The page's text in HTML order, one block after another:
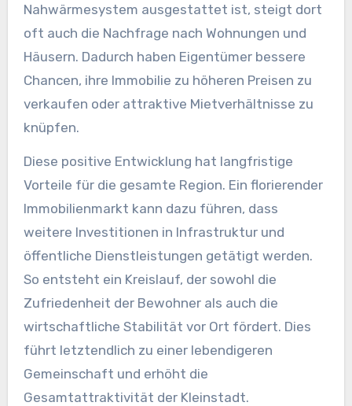
Nahwärmesystem ausgestattet ist, steigt dort
oft auch die Nachfrage nach Wohnungen und
Häusern. Dadurch haben Eigentümer bessere
Chancen, ihre Immobilie zu höheren Preisen zu
verkaufen oder attraktive Mietverhältnisse zu
knüpfen.
Diese positive Entwicklung hat langfristige
Vorteile für die gesamte Region. Ein florierender
Immobilienmarkt kann dazu führen, dass
weitere Investitionen in Infrastruktur und
öffentliche Dienstleistungen getätigt werden.
So entsteht ein Kreislauf, der sowohl die
Zufriedenheit der Bewohner als auch die
wirtschaftliche Stabilität vor Ort fördert. Dies
führt letztendlich zu einer lebendigeren
Gemeinschaft und erhöht die
Gesamtattraktivität der Kleinstadt.